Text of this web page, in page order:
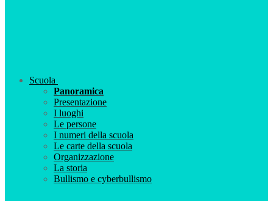
Scuola
Panoramica
Presentazione
I luoghi
Le persone
I numeri della scuola
Le carte della scuola
Organizzazione
La storia
Bullismo e cyberbullismo